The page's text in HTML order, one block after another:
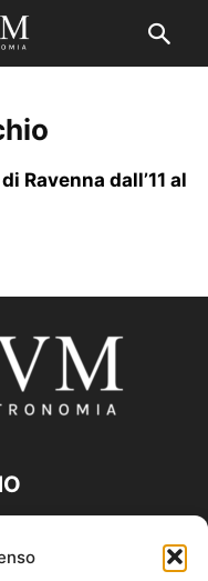
Ravenna dall’11 al